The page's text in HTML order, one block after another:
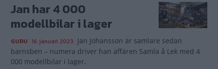
Jan har 4 000
modellbilar i lager
GURU 16 januari 2023 Jan Johansson är samlare sedan
barnsben – numera driver han affären Samla å Lek med 4
000 modellbilar i lager.